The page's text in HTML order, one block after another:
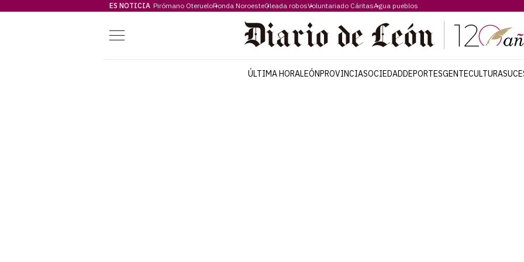
ES NOTICIA Pirómano OterueloRonda NoroesteOleada robosVoluntariado CáritasAgua pueblos
Menú
ÚLTIMA HORALEÓNPROVINCIASOCIEDADDEPORTESGENTECULTURA